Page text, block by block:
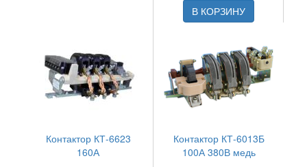
В КОРЗИНУ
Контактор КТ-6623
160А
Контактор КТ-6013Б
100А 380В медь